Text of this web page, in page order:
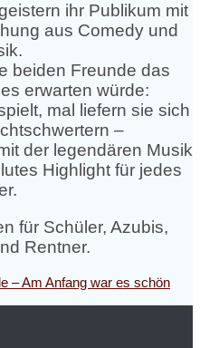
ihr Publikum mit
aus Comedy und
beiden Freunde das
erwarten würde:
mal liefern sie sich
–
der legendären Musik
Highlight für jedes
für Schüler, Azubis,
Rentner.
– Am Anfang war es schön